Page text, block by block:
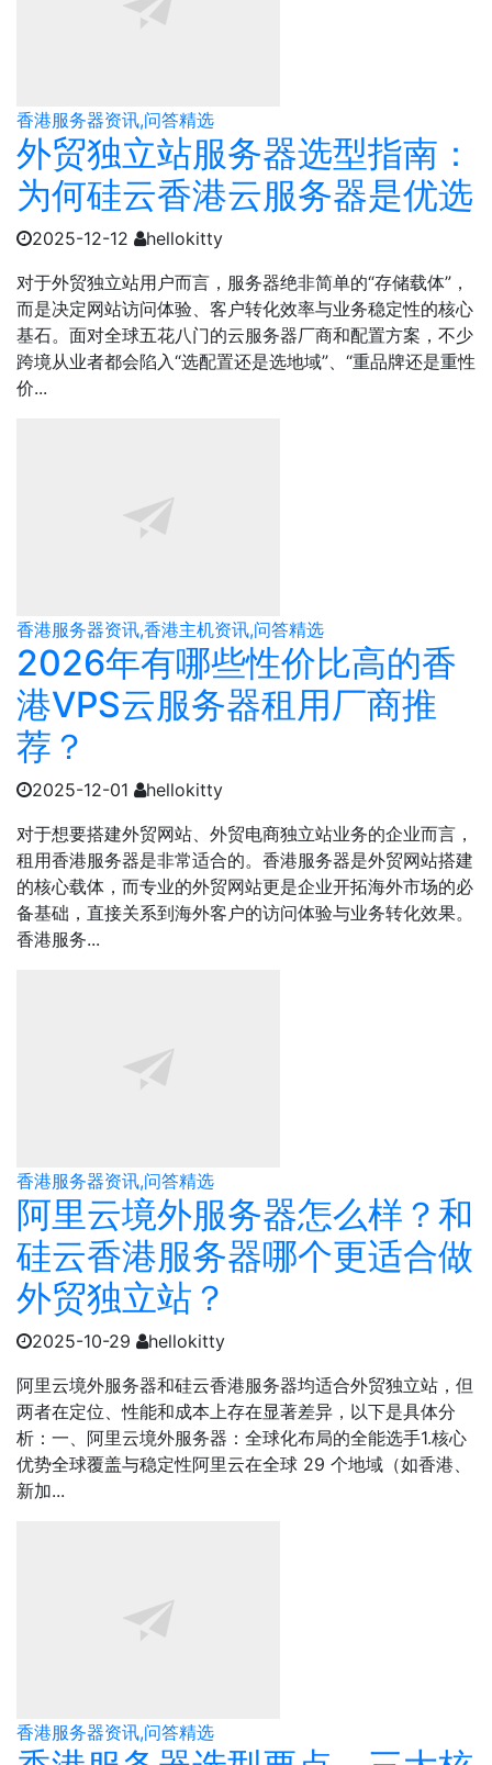
香港服务器资讯,问答精选
外贸独立站服务器选型指南：
为何硅云香港云服务器是优选
2025-12-12
hellokitty
对于外贸独立站用户而言，服务器绝非简单的“存储载体”，
而是决定网站访问体验、客户转化效率与业务稳定性的核心
基石。面对全球五花八门的云服务器厂商和配置方案，不少
跨境从业者都会陷入“选配置还是选地域”、“重品牌还是重性
价...
香港服务器资讯,香港主机资讯,问答精选
2026年有哪些性价比高的香
港VPS云服务器租用厂商推
荐？
2025-12-01
hellokitty
对于想要搭建外贸网站、外贸电商独立站业务的企业而言，
租用香港服务器是非常适合的。香港服务器是外贸网站搭建
的核心载体，而专业的外贸网站更是企业开拓海外市场的必
备基础，直接关系到海外客户的访问体验与业务转化效果。
香港服务...
香港服务器资讯,问答精选
阿里云境外服务器怎么样？和
硅云香港服务器哪个更适合做
外贸独立站？
2025-10-29
hellokitty
阿里云境外服务器和硅云香港服务器均适合外贸独立站，但
两者在定位、性能和成本上存在显著差异，以下是具体分
析：一、阿里云境外服务器：全球化布局的全能选手1.核心
优势全球覆盖与稳定性阿里云在全球 29 个地域（如香港、
新加...
香港服务器资讯,问答精选